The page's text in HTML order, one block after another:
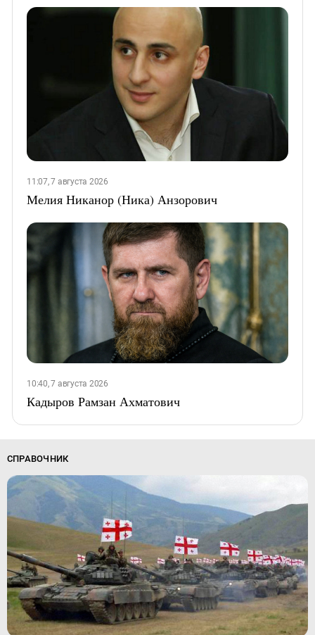
11:07, 7 августа 2026
Мелия Никанор (Ника) Анзорович
10:40, 7 августа 2026
Кадыров Рамзан Ахматович
СПРАВОЧНИК